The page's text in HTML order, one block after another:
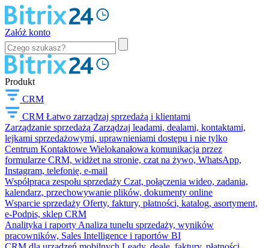
Załóż konto
Produkt
CRM
CRM Łatwo zarządzaj sprzedażą i klientami
Zarządzanie sprzedażą Zarządzaj leadami, dealami, kontaktami,
lejkami sprzedażowymi, uprawnieniami dostępu i nie tylko
Centrum Kontaktowe Wielokanałowa komunikacja przez
formularze CRM, widżet na stronie, czat na żywo, WhatsApp,
Instagram, telefonię, e-mail
Współpraca zespołu sprzedaży Czat, połączenia wideo, zadania,
kalendarz, przechowywanie plików, dokumenty online
Wsparcie sprzedaży Oferty, faktury, płatności, katalog, asortyment,
e-Podpis, sklep CRM
Analityka i raporty Analiza tunelu sprzedaży, wyników
pracowników, Sales Intelligence i raportów BI